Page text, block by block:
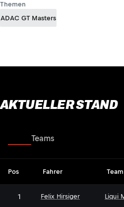
Themen
ADAC GT Masters
AKTUELLER STAND
Teams
Pos Fahrer Team
1 Felix Hirsiger Liqui